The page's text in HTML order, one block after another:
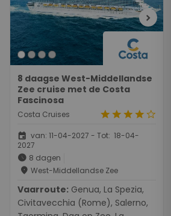
chevron_right
8 daagse West-Middellandse
Zee cruise met de Costa
Fascinosa
Costa Cruises starstarstarstarstar_border
event van: 11-04-2027 - Tot: 18-04-
2027
schedule 8 dagen
place West-Middellandse Zee
Vaarroute:
Civitavecchia (Rome), Salerno,